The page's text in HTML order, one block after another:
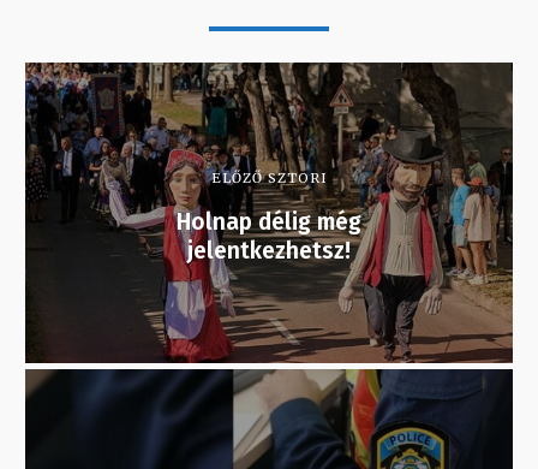
ELŐZŐ SZTORI
Holnap délig még
jelentkezhetsz!